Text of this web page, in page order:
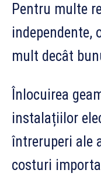
Pentru multe
independente,
mult decât
Înlocuirea
instalațiilor
întreruperi ale
costuri